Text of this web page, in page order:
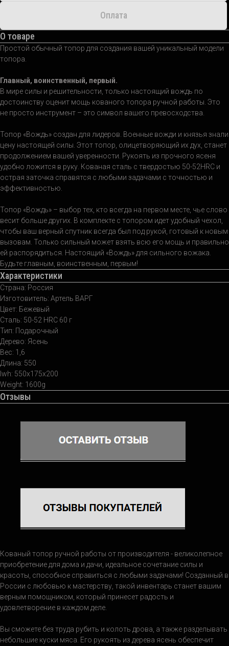
Оплата
О товаре
Простой обычный топор для создания вашей уникальный модели
топора.
Главный, воинственный, первый.
В мире силы и решительности, только настоящий вождь по
достоинству оценит мощь кованого топора ручной работы. Это
не просто инструмент – это символ вашего превосходства.
Топор «Вождь» создан для лидеров. Военные вожди и князья знали
цену настоящей силы. Этот топор, олицетворяющий их дух, станет
продолжением вашей уверенности. Рукоять из прочного ясеня
удобно ложится в руку. Кованая сталь с твердостью 50-52HRC и
острая заточка справятся с любыми задачами с точностью и
эффективностью.
Топор «Вождь» – выбор тех, кто всегда на первом месте, чье слово
весит больше других. В комплекте с топором идет удобный чехол,
чтобы ваш верный спутник всегда был под рукой, готовый к новым
вызовам. Только сильный может взять всю его мощь и правильно
ей распорядиться. Настоящий «Вождь» для сильного вожака.
Будьте главным, воинственным, первым!
Характеристики
Страна: Россия
Изготовитель: Артель ВАРГ
Цвет: Бежевый
Сталь: 50-52 HRC 60 г
Тип: Подарочный
Дерево: Ясень
Вес: 1,6
Длина: 550
lwh: 550x175x200
Weight: 1600g
Отзывы
Кованый топор ручной работы от производителя - великолепное
приобретение для дома и дачи, идеальное сочетание силы и
красоты, способное справиться с любыми задачами! Созданный в
России с любовью к мастерству, такой инвентарь станет вашим
верным помощником, который принесет радость и
удовлетворение в каждом деле.
Вы сможете без труда рубить и колоть дрова, а также разделывать
небольшие куски мяса. Его рукоять из дерева ясень обеспечит